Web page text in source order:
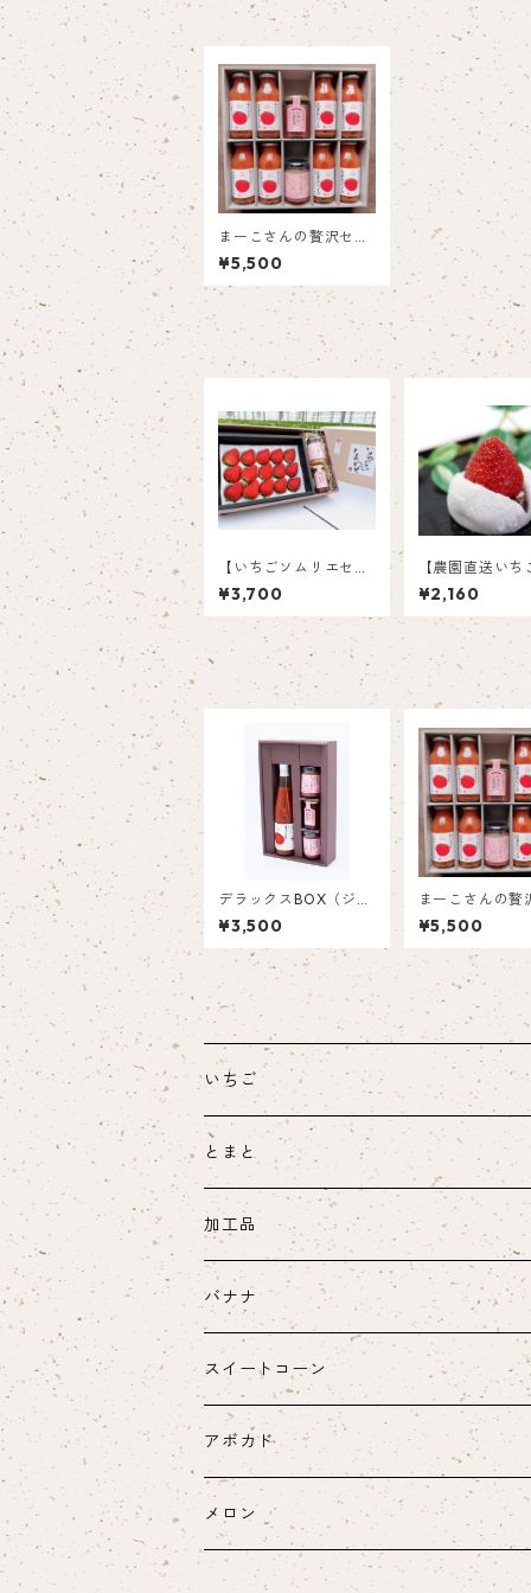
まーこさんの贅沢セッ
ト
¥5,500
【いちごソムリエセレ
クト商品】完熟紅ほっ
ぺ＆農園いちごジャム
＆いちごバターセット
¥3,700
【農園直送いち
セット】 高糖
いちご 北海道
用 （苺6粒、
¥2,160
デラックスBOX（ジュ
ースとスプレッドのギ
フトセット）
¥3,500
まーこさんの贅
ト
¥5,500
いちご
とまと
加工品
バナナ
スイートコーン
ヤングコーン
アボカド
メロン